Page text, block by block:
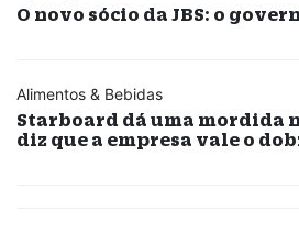
O novo sócio da JBS: o
Alimentos & Bebidas
Starboard dá uma mordida
diz que a empresa vale o